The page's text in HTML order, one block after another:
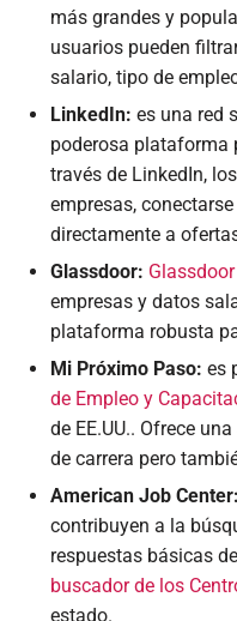
más grandes y
usuarios pueden
salario, tipo de
LinkedIn: es una red
poderosa plataforma
través de LinkedIn,
empresas,
directamente a
Glassdoor: Glassdoor
empresas y datos
plataforma robusta
Mi Próximo Paso: es
de Empleo y
de EE.UU.. Ofrece
de carrera pero
American Job Center:
contribuyen a la
respuestas básicas
buscador de los
estado.